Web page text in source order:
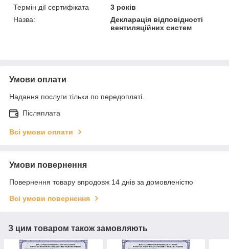
Термін дії сертифіката
3 років
Назва:
Декларація відповідності
вентиляційних систем
Умови оплати
Надання послуги тільки по передоплаті.
Післяплата
Всі умови оплати
Умови повернення
Повернення товару впродовж 14 днів за домовленістю
Всі умови повернення
З цим товаром також замовляють